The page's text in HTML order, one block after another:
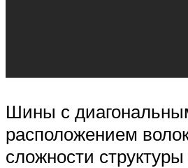
Шины с
расположением
сложности структуры